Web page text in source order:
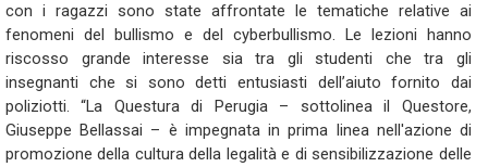
con i ragazzi sono state affrontate le tematiche relative ai
fenomeni del bullismo e del cyberbullismo. Le lezioni hanno
riscosso grande interesse sia tra gli studenti che tra gli
insegnanti che si sono detti entusiasti dell’aiuto fornito dai
poliziotti. “La Questura di Perugia – sottolinea il Questore,
Giuseppe Bellassai – è impegnata in prima linea nell'azione di
promozione della cultura della legalità e di sensibilizzazione delle